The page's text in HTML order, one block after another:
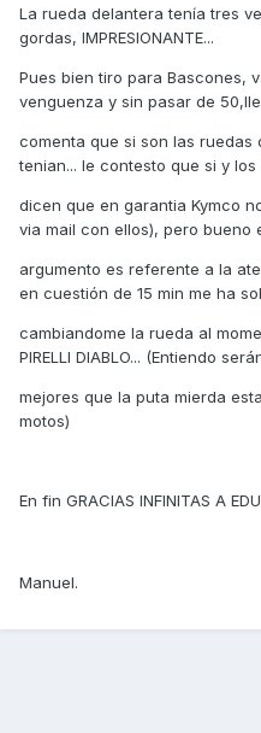
La rueda delantera tenía tres
gordas, IMPRESIONANTE...
Pues bien tiro para Bascones,
venguenza y sin pasar de
comenta que si son las ruedas
tenian... le contesto que si y los
dicen que en garantia Kymco
via mail con ellos), pero bueno
argumento es referente a la
en cuestión de 15 min me ha
cambiandome la rueda al
PIRELLI DIABLO... (Entiendo
mejores que la puta mierda
motos)
En fin GRACIAS INFINITAS A
Manuel.